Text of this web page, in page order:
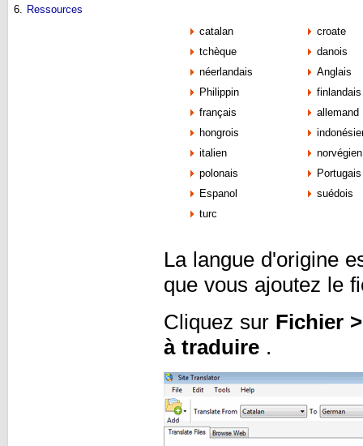
6. Ressources
catalan
tchèque
néerlandais
Philippin
français
hongrois
italien
polonais
Espanol
turc
croate
danois
Anglais
allemand
suédois
La langue d'origine
que vous ajoutez le
Cliquez sur Fichier
à traduire .